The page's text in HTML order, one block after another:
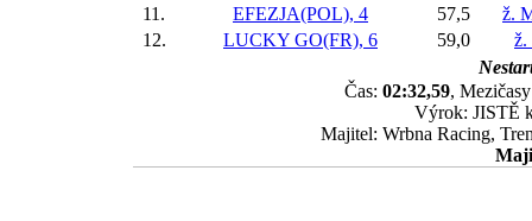
11. EFEZJA(POL), 4 57,5
ž.
12.
LUCKY GO(FR), 6 59,0
ž.
Čas: 02:32,59,
Výrok: JISTĚ
Majitel: Wrbna Racing,